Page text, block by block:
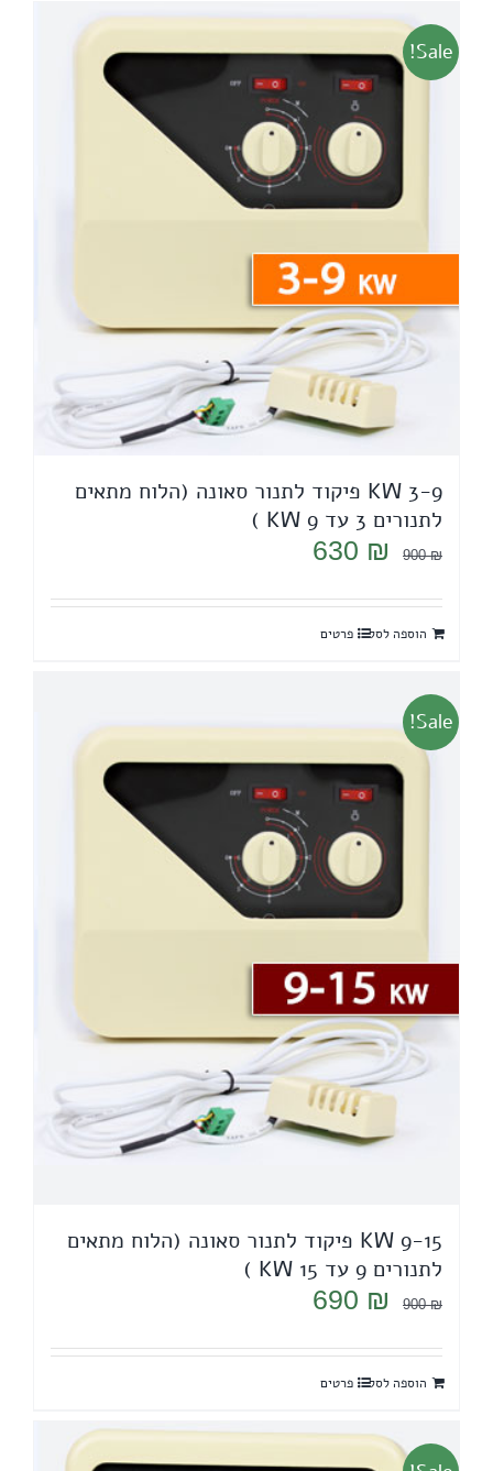
Sale!
3-9 KW פיקוד לתנור סאונה (הלוח מתאים
לתנורים 3 עד 9 KW )
900₪
המחיר
היה:
900 ₪.
630 ₪
הוא:
הוספה לסל פרטים
Sale!
9-15 KW פיקוד לתנור סאונה (הלוח מתאים
לתנורים 9 עד 15 KW )
900₪
המחיר
היה:
900 ₪.
690 ₪
הוא:
הוספה לסל פרטים